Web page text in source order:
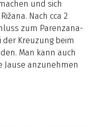
und sich
Nach cca 2
zum Parenzana-
Kreuzung beim
Man kann auch
Jause anzunehmen